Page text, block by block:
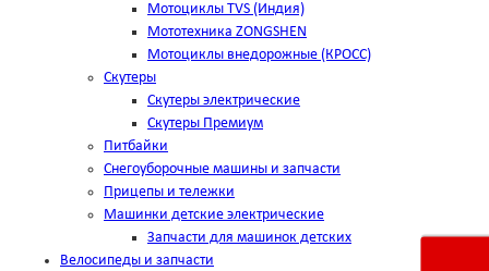
Мотоциклы TVS (Индия)
Мототехника ZONGSHEN
Мотоциклы внедорожные (КРОСС)
Скутеры
Скутеры электрические
Скутеры Премиум
Питбайки
Снегоуборочные машины и запчасти
Прицепы и тележки
Машинки детские электрические
Запчасти для машинок детских
Велосипеды и запчасти